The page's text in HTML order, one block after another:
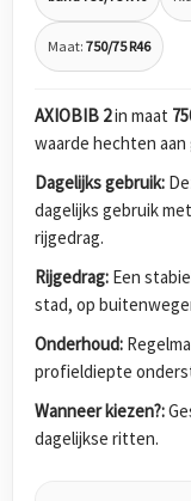
Maat: 750/75 R46
AXIOBIB 2in maat
waarde hechten
Dagelijks gebruik:
dagelijks gebruik
rijgedrag.
Rijgedrag: Een
stad, op
Onderhoud:
profieldiepte
Wanneer kiezen?:
dagelijkse ritten.